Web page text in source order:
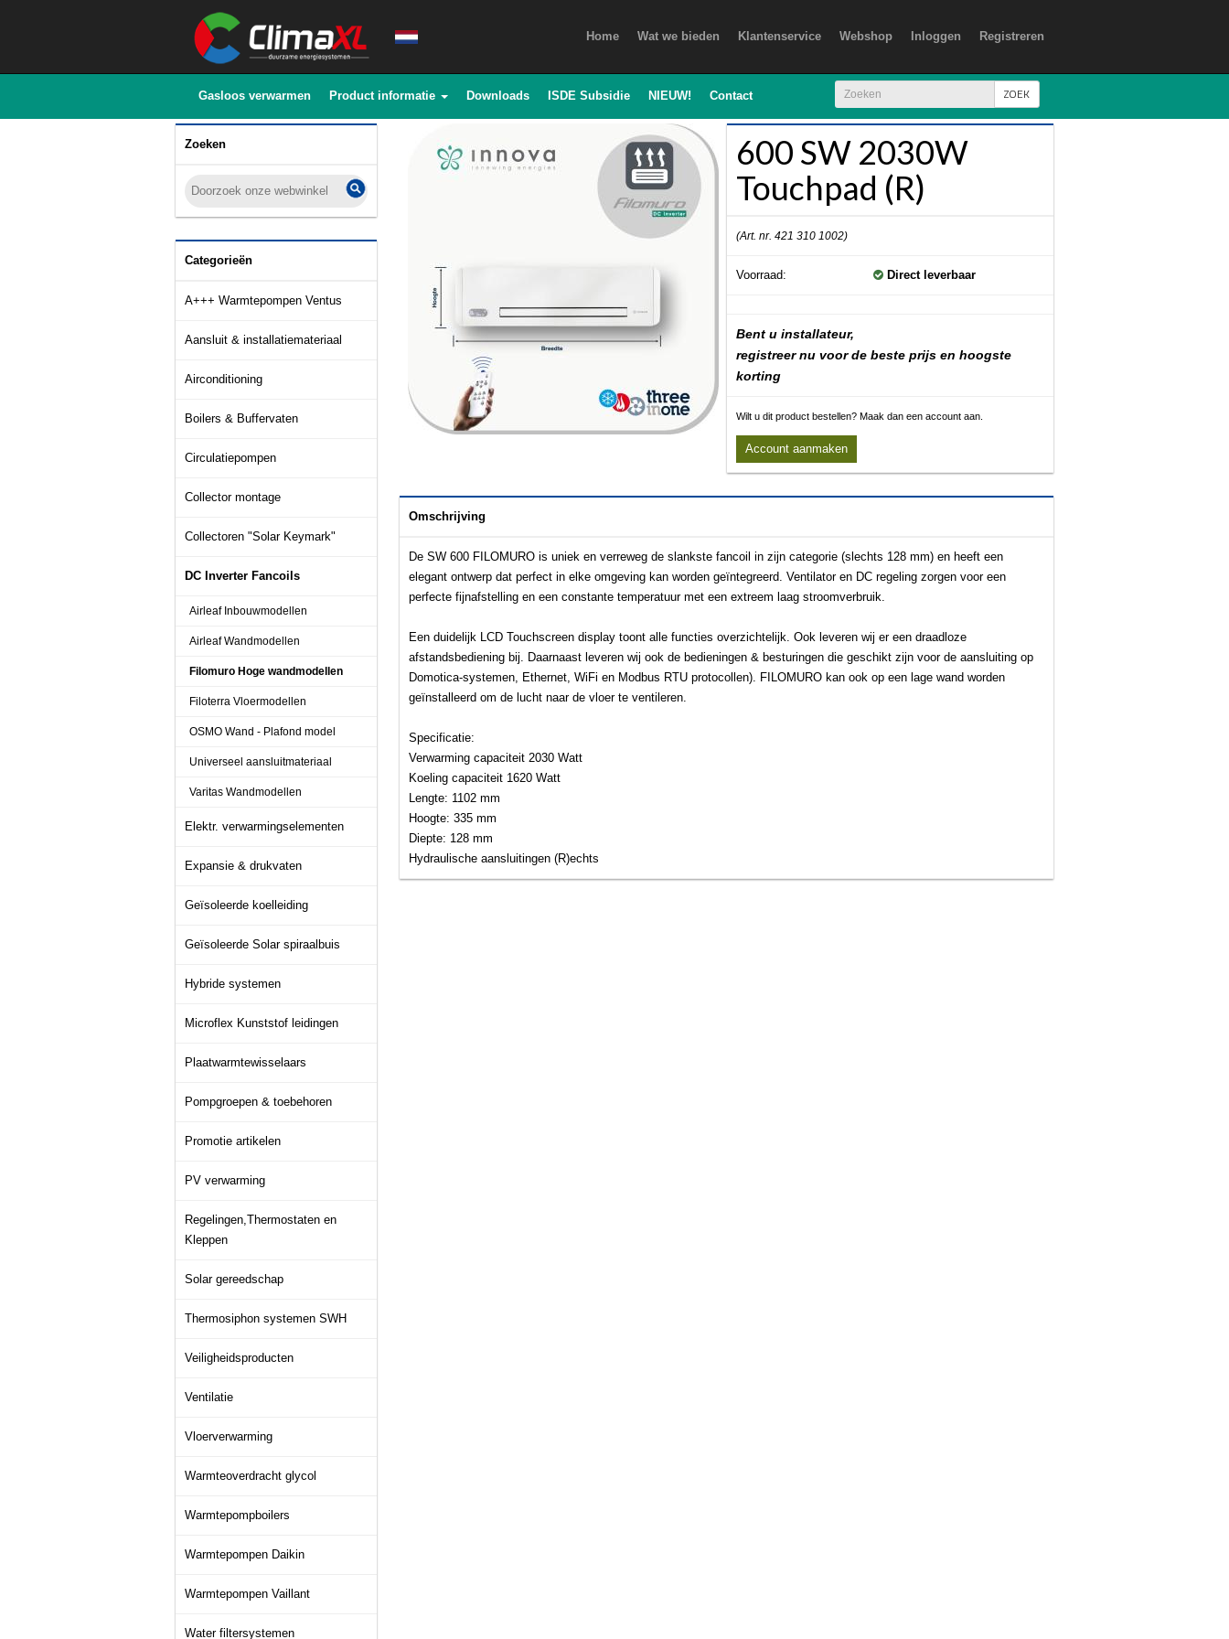
Home Wat we bieden Klantenservice Webshop Inloggen Registreren
Gasloos verwarmen Product informatie Downloads ISDE Subsidie NIEUW! Contact ZOEK
Zoeken
Categorieën
A+++ Warmtepompen Ventus
Aansluit & installatiemateriaal
Airconditioning
Boilers & Buffervaten
Circulatiepompen
Collector montage
Collectoren "Solar Keymark"
DC Inverter Fancoils
Airleaf Inbouwmodellen
Airleaf Wandmodellen
Filomuro Hoge wandmodellen
Filoterra Vloermodellen
OSMO Wand - Plafond model
Universeel aansluitmateriaal
Varitas Wandmodellen
Elektr. verwarmingselementen
Expansie & drukvaten
Geïsoleerde koelleiding
Geïsoleerde Solar spiraalbuis
Hybride systemen
Microflex Kunststof leidingen
Plaatwarmtewisselaars
Pompgroepen & toebehoren
Promotie artikelen
PV verwarming
Regelingen,Thermostaten en
Kleppen
Solar gereedschap
Thermosiphon systemen SWH
Veiligheidsproducten
Ventilatie
Vloerverwarming
Warmteoverdracht glycol
Warmtepompboilers
Warmtepompen Daikin
Warmtepompen Vaillant
Water filtersystemen
600 SW 2030W
Touchpad (R)
(Art. nr. 421 310 1002)
Voorraad: Direct leverbaar
Bent u installateur,
registreer nu voor de beste prijs en hoogste
korting
Wilt u dit product bestellen? Maak dan een account aan.
Account aanmaken
Omschrijving
De SW 600 FILOMURO is uniek en verreweg de slankste fancoil in zijn categorie (slechts 128 mm) en heeft een
elegant ontwerp dat perfect in elke omgeving kan worden geïntegreerd. Ventilator en DC regeling zorgen voor een
perfecte fijnafstelling en een constante temperatuur met een extreem laag stroomverbruik.
Een duidelijk LCD Touchscreen display toont alle functies overzichtelijk. Ook leveren wij er een draadloze
afstandsbediening bij. Daarnaast leveren wij ook de bedieningen & besturingen die geschikt zijn voor de aansluiting op
Domotica-systemen, Ethernet, WiFi en Modbus RTU protocollen). FILOMURO kan ook op een lage wand worden
geïnstalleerd om de lucht naar de vloer te ventileren.
Specificatie:
Verwarming capaciteit 2030 Watt
Koeling capaciteit 1620 Watt
Lengte: 1102 mm
Hoogte: 335 mm
Diepte: 128 mm
Hydraulische aansluitingen (R)echts